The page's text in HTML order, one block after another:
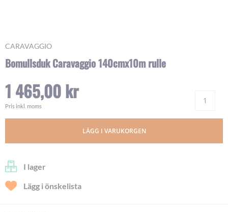
CARAVAGGIO
Bomullsduk Caravaggio 140cmx10m rulle
1 465,00 kr
Pris inkl. moms
LÄGG I VARUKORGEN
I lager
Lägg i önskelista
Skip
the
of
images